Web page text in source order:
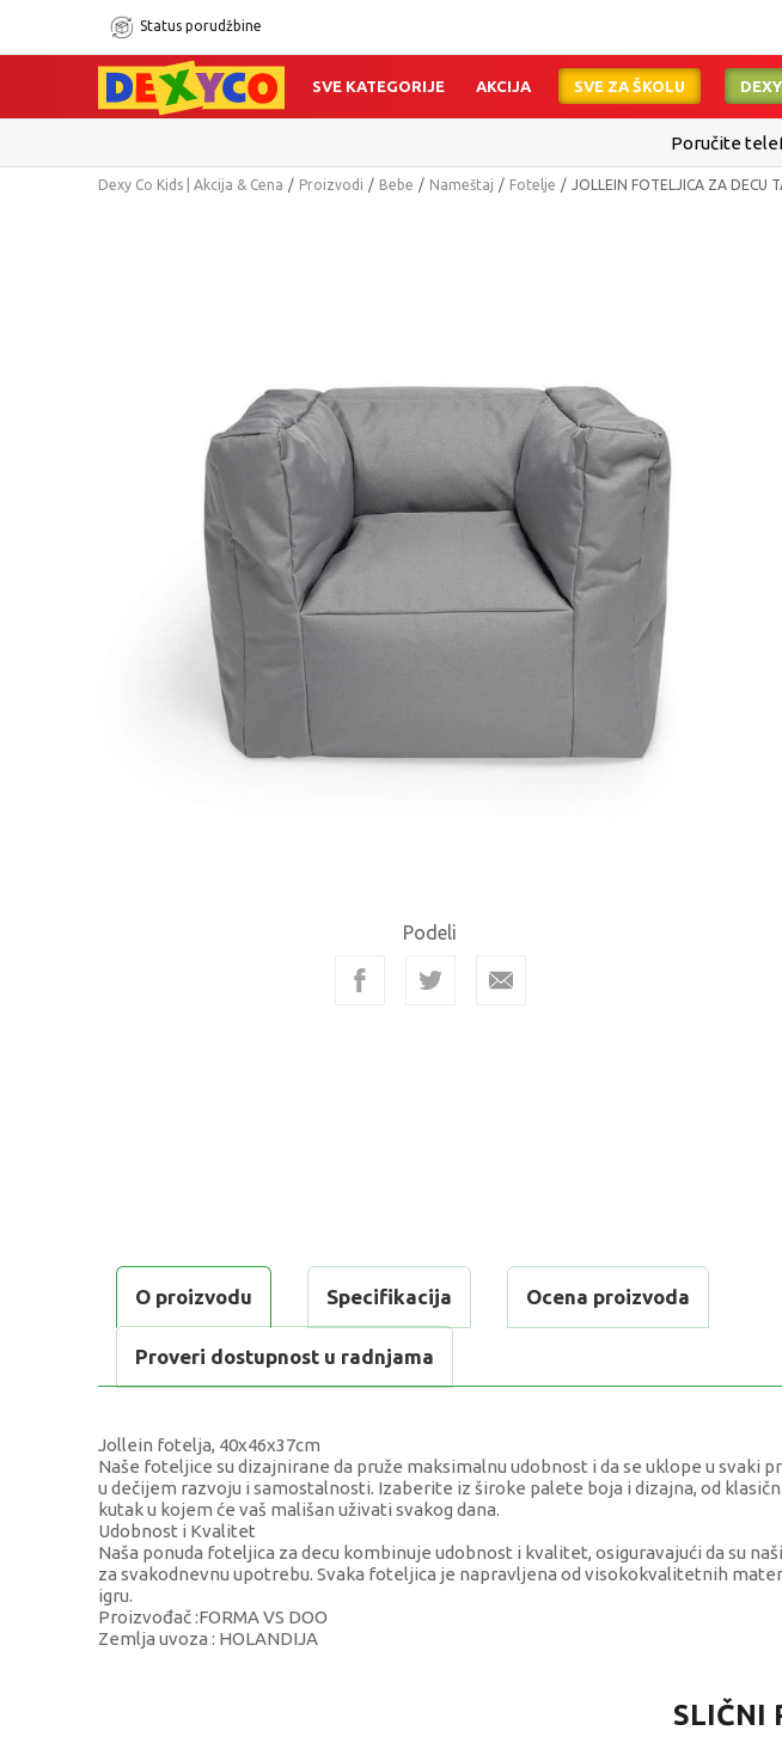
Status porudžbine
SVE KATEGORIJE AKCIJA SVE ZA ŠKOLU
Poručite
Dexy Co Kids | Akcija & Cena Proizvodi Bebe Nameštaj Fotelje JOLLEIN FOTELJICA ZA DECU
Podeli
O proizvodu Specifikacija Ocena proizvoda
Proveri dostupnost u radnjama
Jollein fotelja, 40x46x37cm
Naše foteljice su dizajnirane da pruže maksimalnu udobnost i da se uklope u svaki
u dečijem razvoju i samostalnosti. Izaberite iz široke palete boja i dizajna, od
kutak u kojem će vaš mališan uživati svakog dana.
Udobnost i Kvalitet
Naša ponuda foteljica za decu kombinuje udobnost i kvalitet, osiguravajući da su
za svakodnevnu upotrebu. Svaka foteljica je napravljena od visokokvalitetnih
igru.
Proizvođač :FORMA VS DOO
Zemlja uvoza : HOLANDIJA
Fotelje
SLIČNI